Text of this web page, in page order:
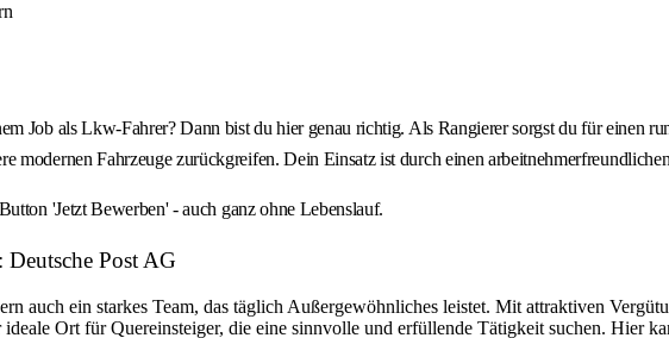
Job als Lkw-Fahrer? Dann bist du hier genau richtig. Als Rangierer sorgst du für einen
modernen Fahrzeuge zurückgreifen. Dein Einsatz ist durch einen
'Jetzt Bewerben' - auch ganz ohne Lebenslauf.
Post AG
auch ein starkes Team, das täglich Außergewöhnliches leistet. Mit attraktiven
Ort für Quereinsteiger, die eine sinnvolle und erfüllende Tätigkeit suchen. Hier